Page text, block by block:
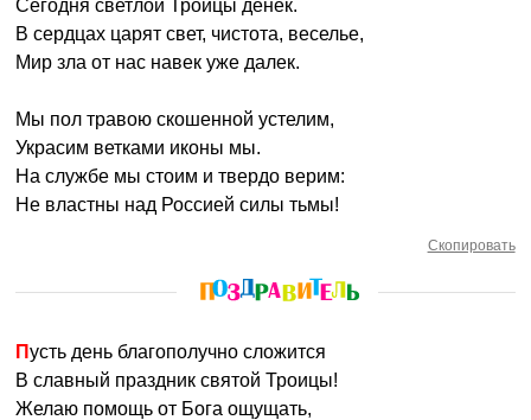
Сегодня светлой Троицы денек.
В сердцах царят свет, чистота, веселье,
Мир зла от нас навек уже далек.
Мы пол травою скошенной устелим,
Украсим ветками иконы мы.
На службе мы стоим и твердо верим:
Не властны над Россией силы тьмы!
Скопировать
Пусть день благополучно сложится
В славный праздник святой Троицы!
Желаю помощь от Бога ощущать,